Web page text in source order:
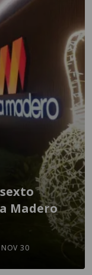
Madero
30